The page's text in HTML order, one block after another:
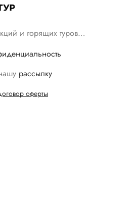
и горящих туров…
рассылку
оферты